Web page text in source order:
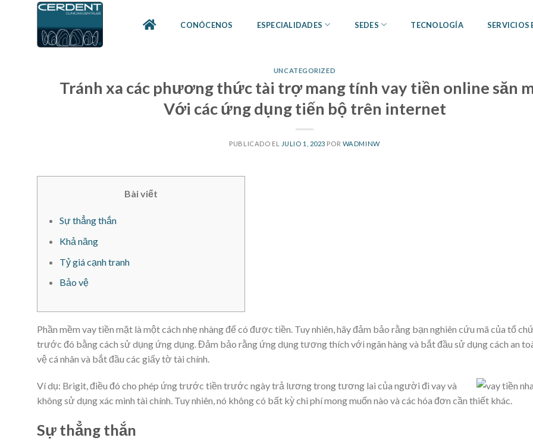
CONÓCENOS ESPECIALIDADES SEDES TECNOLOGÍA SERVICIOS
UNCATEGORIZED
Tránh xa các phương thức tài trợ mang tính vay tiền online săn
Với các ứng dụng tiến bộ trên internet
PUBLICADO EL JULIO 1, 2023 POR WADMINW
Bài viết
Sự thẳng thắn
Khả năng
Tỷ giá cạnh tranh
Bảo vệ
Phần mềm vay tiền mặt là một cách nhẹ nhàng để có được tiền. Tuy nhiên, hãy đảm bảo rằng bạn nghiên cứu mã của tổ
trước đó bằng cách sử dụng ứng dụng. Đảm bảo rằng ứng dụng tương thích với ngân hàng và bắt đầu sử dụng cách an
vệ cá nhân và bắt đầu các giấy tờ tài chính.
Ví dụ: Brigit, điều đó cho phép ứng trước tiền trước ngày trả lương trong tương lai của người đi vay và
không sử dụng xác minh tài chính. Tuy nhiên, nó không có bất kỳ chi phí mong muốn nào và các hóa đơn cần thiết khác.
Sự thẳng thắn